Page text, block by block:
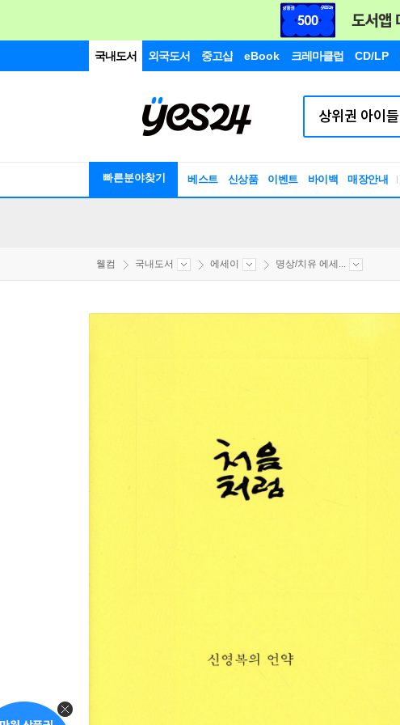
국내도서 외국도서 중고샵 eBook 크레마클럽 CD/LP
빠른분야찾기 베스트 신상품 이벤트 바이백 매장안내
웰컴 국내도서 에세이 명상/치유 에세...